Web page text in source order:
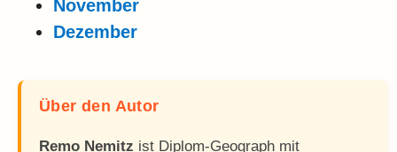
November
Dezember
Über den Autor
Remo Nemitz ist Diplom-Geograph mit